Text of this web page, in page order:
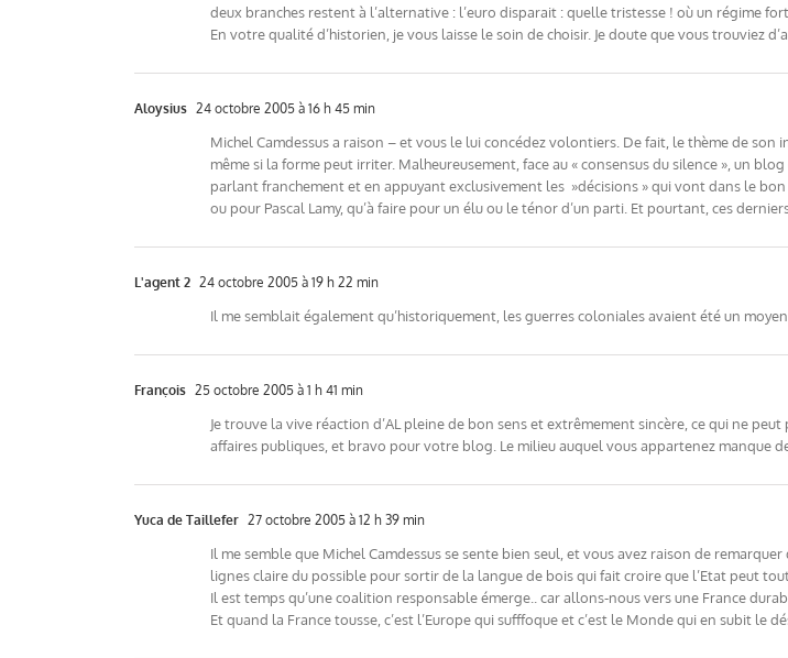
deux branches restent à l’alternative : l’euro disparait : quelle tristesse ! où un régime
En votre qualité d’historien, je vous laisse le soin de choisir. Je doute que vous trouviez
Aloysius 24 octobre 2005 à 16 h 45 min
Michel Camdessus a raison – et vous le lui concédez volontiers. De fait, le thème de
même si la forme peut irriter. Malheureusement, face au « consensus du silence », un
parlant franchement et en appuyant exclusivement les »décisions » qui vont dans le
ou pour Pascal Lamy, qu’à faire pour un élu ou le ténor d’un parti. Et pourtant, ces
L'agent 2 24 octobre 2005 à 19 h 22 min
Il me semblait également qu’historiquement, les guerres coloniales avaient été un
François 25 octobre 2005 à 1 h 41 min
Je trouve la vive réaction d’AL pleine de bon sens et extrêmement sincère, ce qui ne
affaires publiques, et bravo pour votre blog. Le milieu auquel vous appartenez manque
Yuca de Taillefer 27 octobre 2005 à 12 h 39 min
Il me semble que Michel Camdessus se sente bien seul, et vous avez raison de
lignes claire du possible pour sortir de la langue de bois qui fait croire que l’Etat peut tout,
Il est temps qu’une coalition responsable émerge.. car allons-nous vers une France
Et quand la France tousse, c’est l’Europe qui sufffoque et c’est le Monde qui en subit le